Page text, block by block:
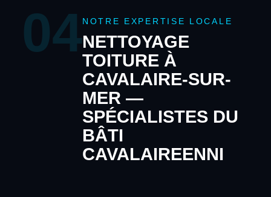
04NOTRE EXPERTISE LOCALE
NETTOYAGE
TOITURE À
CAVALAIRE-SUR-
MER —
SPÉCIALISTES DU
BÂTI
CAVALAIREENNI